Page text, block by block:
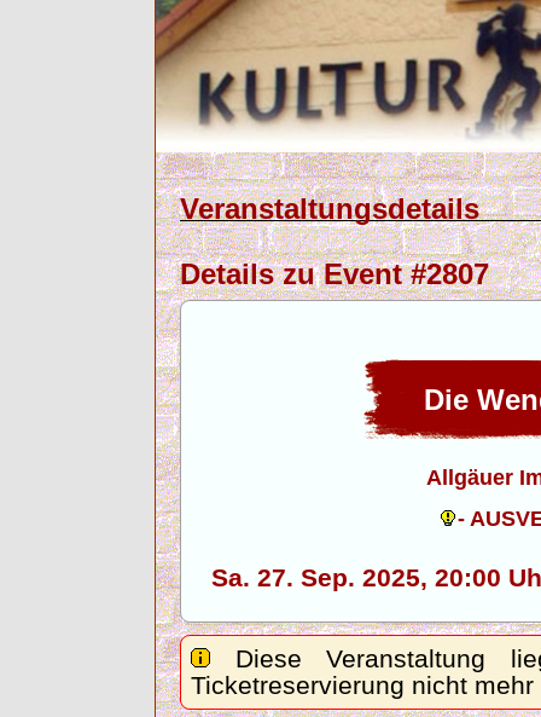
Veranstaltungsdetails
Details zu Event #2807
Die
Allgäuer
-
Sa. 27. Sep. 2025,
Diese Veranstaltung
Ticketreservierung nicht